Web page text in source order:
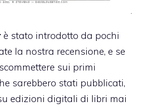
è stato introdotto da pochi
la nostra recensione, e se
sui primi
sarebbero stati pubblicati,
edizioni digitali di libri mai